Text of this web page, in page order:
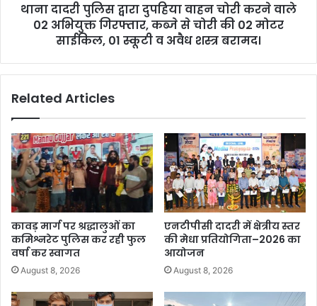
थाना दादरी पुलिस द्वारा दुपहिया वाहन चोरी करने वाले
02 अभियुक्त गिरफ्तार, कब्जे से चोरी की 02 मोटर
साईकिल, 01 स्कूटी व अवैध शस्त्र बरामद।
Related Articles
कावड़ मार्ग पर श्रद्धालुओं का
कमिश्नरेट पुलिस कर रही फुल
वर्षा कर स्वागत
August 8, 2026
एनटीपीसी दादरी में क्षेत्रीय स्तर
की मेधा प्रतियोगिता–2026 का
आयोजन
August 8, 2026